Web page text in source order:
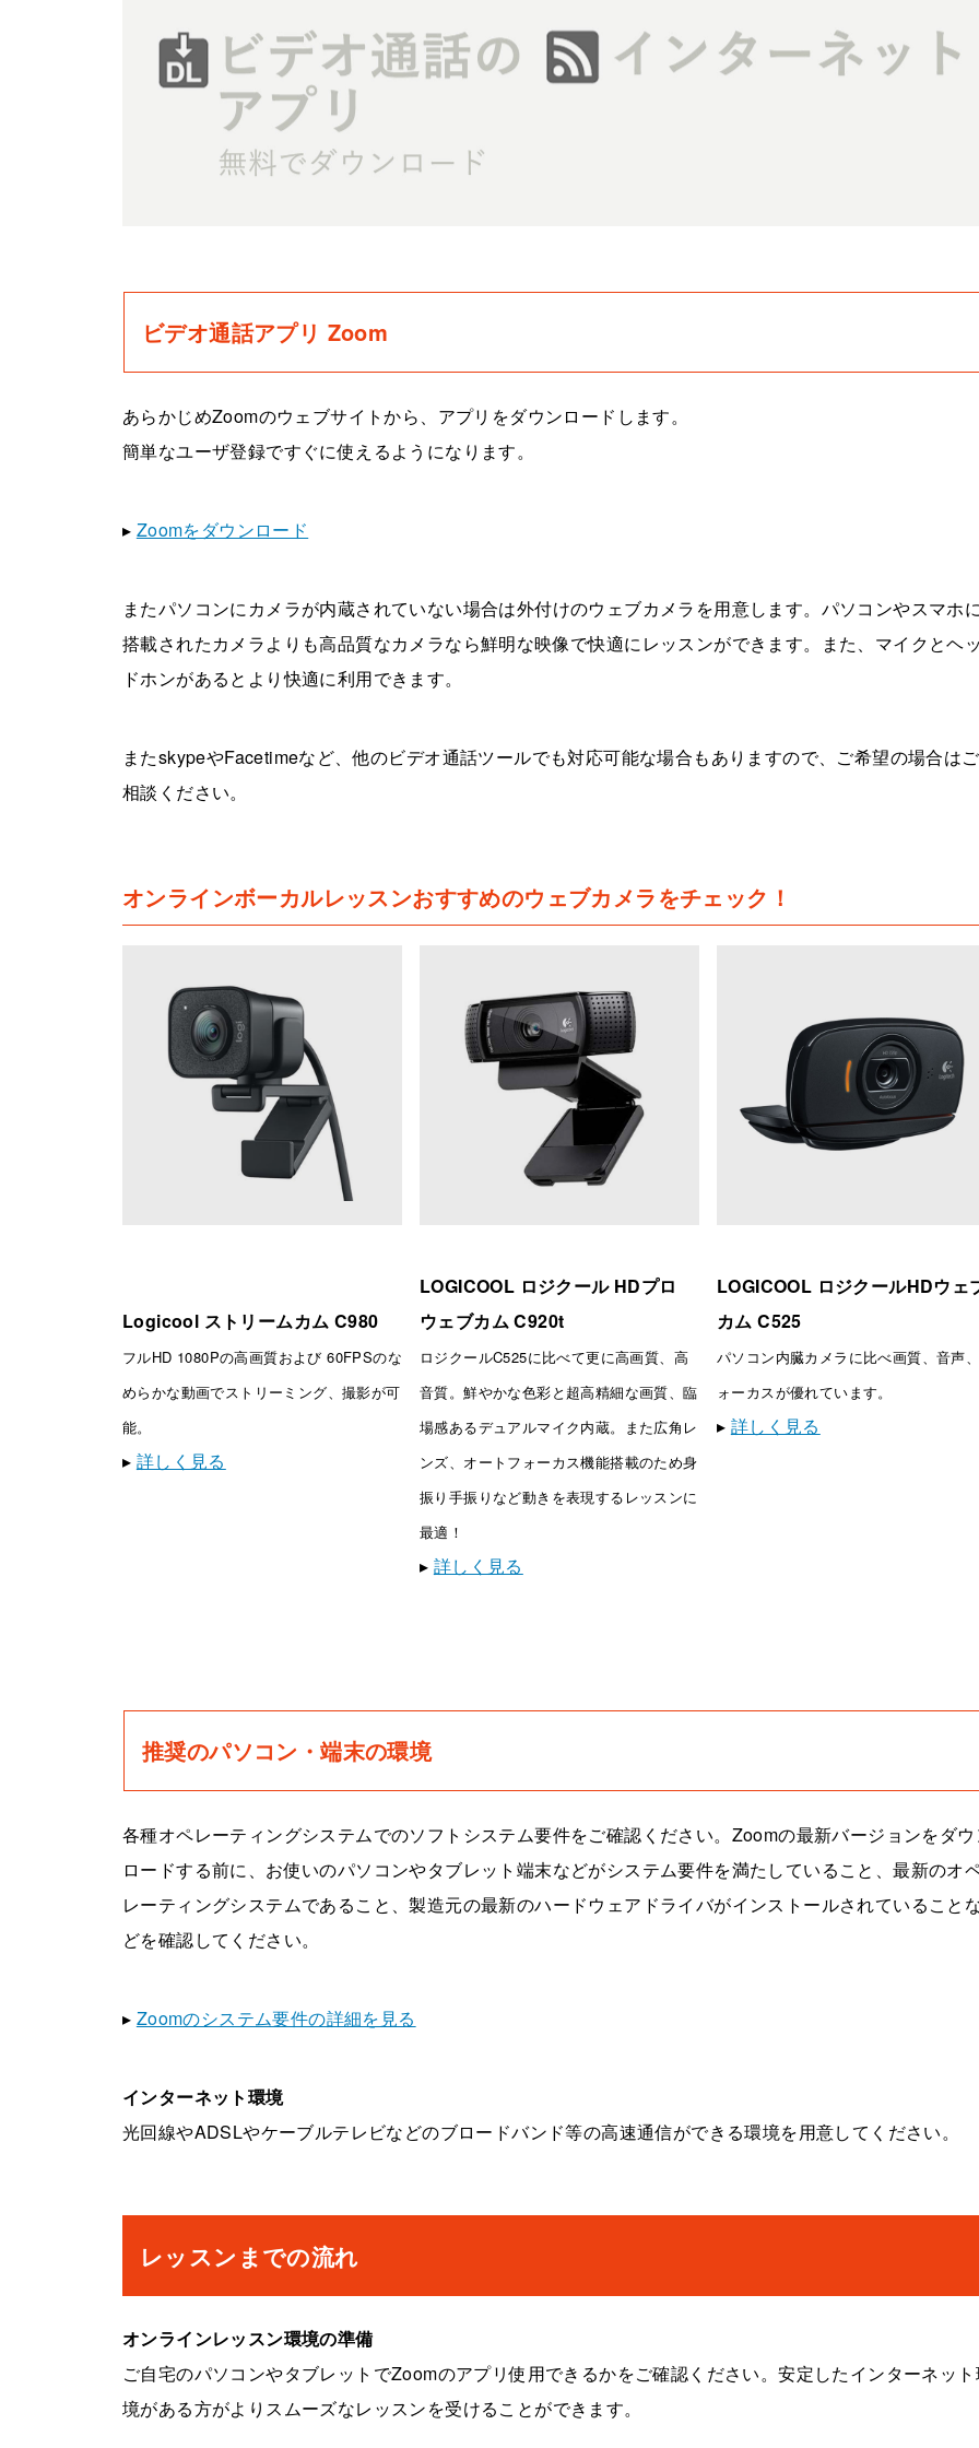
ビデオ通話アプリ Zoom
あらかじめZoomのウェブサイトから、アプリをダウンロードします。
簡単なユーザ登録ですぐに使えるようになります。
▸ Zoomをダウンロード
またパソコンにカメラが内蔵されていない場合は外付けのウェブカメラを用意します。パソコンやスマホ
搭載されたカメラよりも高品質なカメラなら鮮明な映像で快適にレッスンができます。また、マイクとヘ
ドホンがあるとより快適に利用できます。
またskypeやFacetimeなど、他のビデオ通話ツールでも対応可能な場合もありますので、ご希望の場合はご
相談ください。
オンラインボーカルレッスンおすすめのウェブカメラをチェック！
Logicool ストリームカム C980
フルHD 1080Pの高画質および 60FPSのな
めらかな動画でストリーミング、撮影が可
能。
▸ 詳しく見る
LOGICOOL ロジクール HDプロ
ウェブカム C920t
ロジクールC525に比べて更に高画質、高
音質。鮮やかな色彩と超高精細な画質、臨
場感あるデュアルマイク内蔵。また広角レ
ンズ、オートフォーカス機能搭載のため身
振り手振りなど動きを表現するレッスンに
最適！
▸ 詳しく見る
LOGICOOL ロジクールHDウェ
カム C525
パソコン内臓カメラに比べ画質、音声
ォーカスが優れています。
▸ 詳しく見る
推奨のパソコン・端末の環境
各種オペレーティングシステムでのソフトシステム要件をご確認ください。Zoomの最新バージョンをダ
ロードする前に、お使いのパソコンやタブレット端末などがシステム要件を満たしていること、最新のオ
レーティングシステムであること、製造元の最新のハードウェアドライバがインストールされていること
どを確認してください。
▸ Zoomのシステム要件の詳細を見る
インターネット環境
光回線やADSLやケーブルテレビなどのブロードバンド等の高速通信ができる環境を用意してください。
レッスンまでの流れ
オンラインレッスン環境の準備
ご自宅のパソコンやタブレットでZoomのアプリ使用できるかをご確認ください。安定したインターネッ
境がある方がよりスムーズなレッスンを受けることができます。